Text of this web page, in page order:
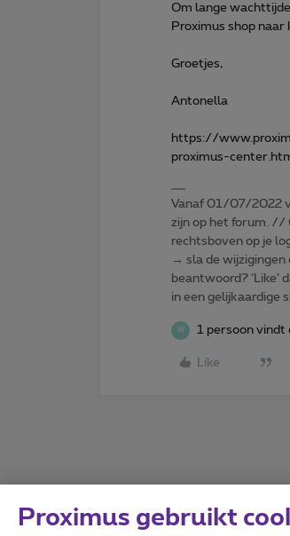
Om lange
Proximus shop naar
Groetjes,
Antonella
https://
proximus-
Vanaf 01/07/2022
zijn op het forum. //
rechtsboven op je
→ sla de wijzigingen
beantwoord?
in een gelijkaardige
W 1 persoon vindt
Like
Proximus gebruikt